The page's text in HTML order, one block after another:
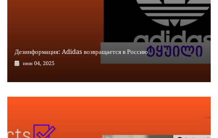
Дезинформация: Adidas возвращается в Россию
июн 04, 2025